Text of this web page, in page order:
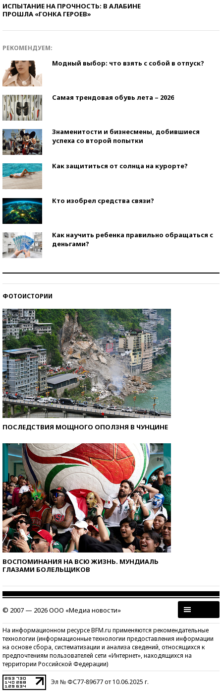
ИСПЫТАНИЕ НА ПРОЧНОСТЬ: В АЛАБИНЕ
ПРОШЛА «ГОНКА ГЕРОЕВ»
РЕКОМЕНДУЕМ:
Модный выбор: что взять с собой в отпуск?
Самая трендовая обувь лета – 2026
Знаменитости и бизнесмены, добившиеся
успеха со второй попытки
Как защититься от солнца на курорте?
Кто изобрел средства связи?
Как научить ребенка правильно обращаться с
деньгами?
ФОТОИСТОРИИ
ПОСЛЕДСТВИЯ МОЩНОГО ОПОЛЗНЯ В ЧУНЦИНЕ
ВОСПОМИНАНИЯ НА ВСЮ ЖИЗНЬ. МУНДИАЛЬ
ГЛАЗАМИ БОЛЕЛЬЩИКОВ
© 2007 — 2026 ООО «Медиа новости»
На информационном ресурсе BFM.ru применяются рекомендательные
технологии (информационные технологии предоставления информации
на основе сбора, систематизации и анализа сведений, относящихся к
предпочтениям пользователей сети «Интернет», находящихся на
территории Российской Федерации)
Эл № ФС77-89677 от 10.06.2025 г.